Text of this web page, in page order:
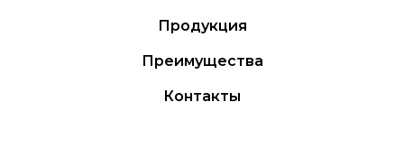
Продукция
Преимущества
Контакты